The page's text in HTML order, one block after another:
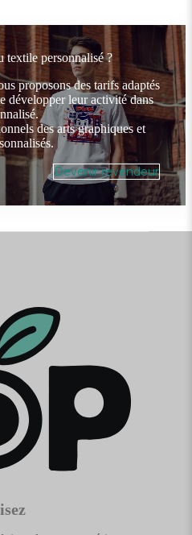
textile personnalisé ?
proposons des tarifs adaptés
développer leur activité dans
des arts graphiques et
Devenir revendeur